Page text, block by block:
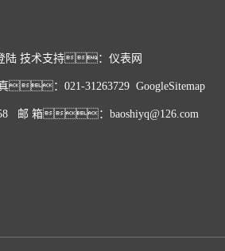
陆 技术支持： 仪表网
：021-31263729 GoogleSitemap
邮 箱：baoshiyq@126.com